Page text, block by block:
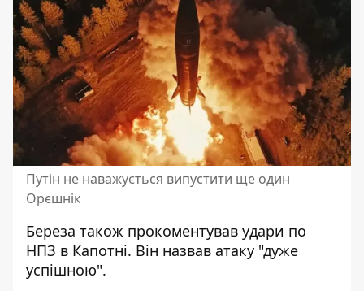
Путін не наважується випустити ще один
Орєшнік
Береза також прокоментував удари по
НПЗ в Капотні. Він назвав атаку "дуже
успішною".